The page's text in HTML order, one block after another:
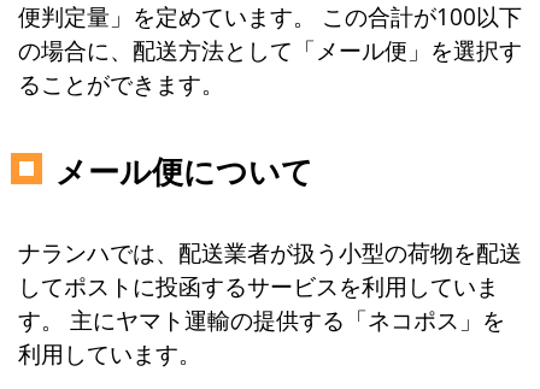
便判定量」を定めています。 この合計が100以下
の場合に、配送方法として「メール便」を選択す
ることができます。
メール便について
ナランハでは、配送業者が扱う小型の荷物を配送
してポストに投函するサービスを利用していま
す。 主にヤマト運輸の提供する「ネコポス」を
利用しています。